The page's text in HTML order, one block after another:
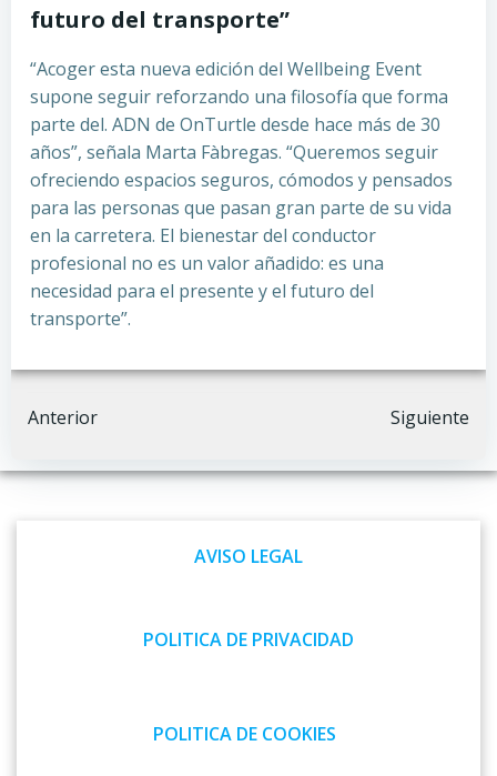
futuro del transporte”
“Acoger esta nueva edición del Wellbeing Event
supone seguir reforzando una filosofía que forma
parte del. ADN de OnTurtle desde hace más de 30
años”, señala Marta Fàbregas. “Queremos seguir
ofreciendo espacios seguros, cómodos y pensados
para las personas que pasan gran parte de su vida
en la carretera. El bienestar del conductor
profesional no es un valor añadido: es una
necesidad para el presente y el futuro del
transporte”.
Navegación
por
Anterior
Navegación
por
las
Siguiente
AVISO LEGAL
POLITICA DE PRIVACIDAD
POLITICA DE COOKIES